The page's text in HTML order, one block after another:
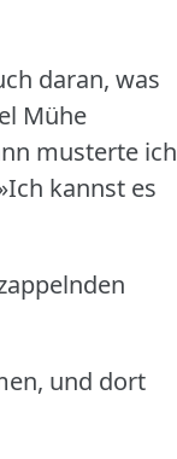
daran, was
Mühe
musterte ich
kannst es
und dort